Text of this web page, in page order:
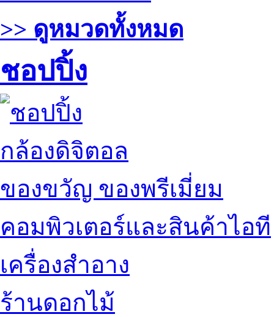
>> ดูหมวดทั้งหมด
ชอปปิ้ง
กล้องดิจิตอล
ของขวัญ ของพรีเมี่ยม
คอมพิวเตอร์และสินค้าไอที
เครื่องสำอาง
ร้านดอกไม้